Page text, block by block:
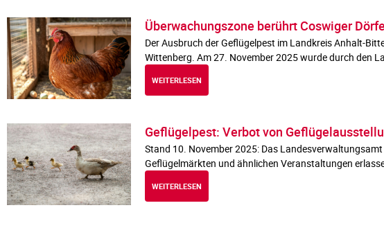
Überwachungszone berührt Coswiger
Der Ausbruch der Geflügelpest im Landkreis Anhalt-
Wittenberg. Am 27. November 2025 wurde durch den
WEITERLESEN
Geflügelpest: Verbot von
Stand 10. November 2025: Das
Geflügelmärkten und ähnlichen Veranstaltungen
WEITERLESEN